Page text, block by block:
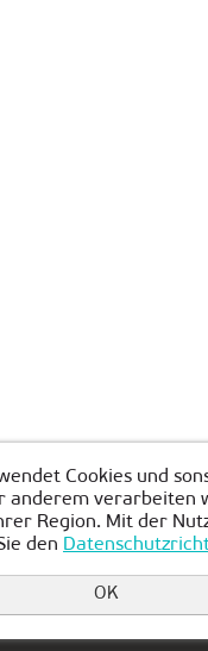
Über
Cookies und
anderem verarbeiten
Region. Mit der
den
OK